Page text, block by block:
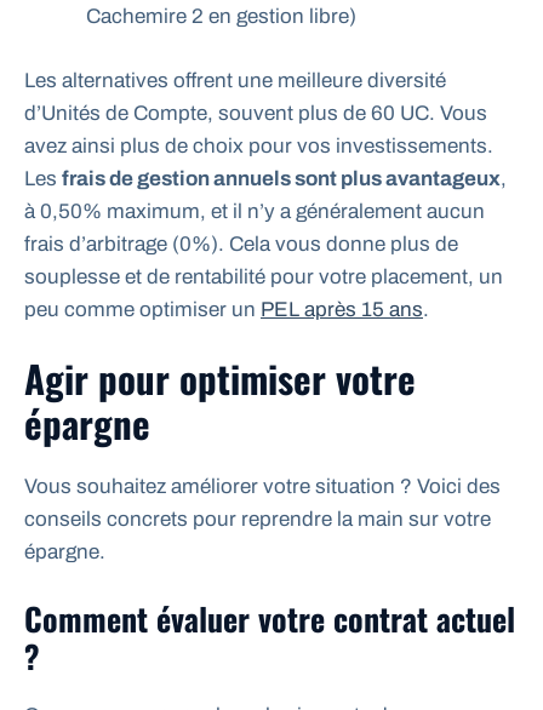
Cachemire 2 en gestion libre)
Les alternatives offrent une meilleure diversité
d’Unités de Compte, souvent plus de 60 UC. Vous
avez ainsi plus de choix pour vos investissements.
Les frais de gestion annuels sont plus avantageux,
à 0,50% maximum, et il n’y a généralement aucun
frais d’arbitrage (0%). Cela vous donne plus de
souplesse et de rentabilité pour votre placement, un
peu comme optimiser un PEL après 15 ans.
Agir pour optimiser votre
épargne
Vous souhaitez améliorer votre situation ? Voici des
conseils concrets pour reprendre la main sur votre
épargne.
Comment évaluer votre contrat actuel
?